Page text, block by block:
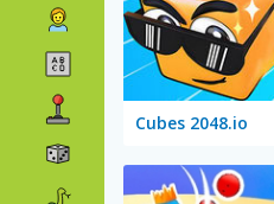
Cubes 2048.io